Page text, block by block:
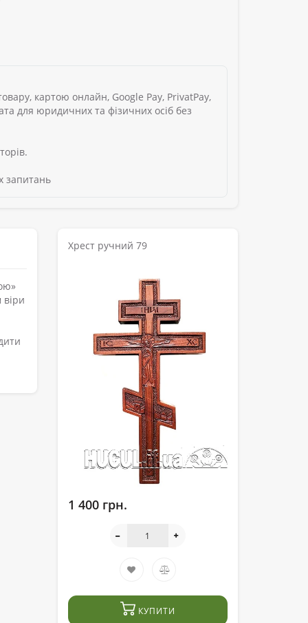
картою онлайн, Google Pay, PrivatPay,
для юридичних та фізичних осіб без
запитань
Хрест ручний 79
1 400 грн.
КУПИТИ